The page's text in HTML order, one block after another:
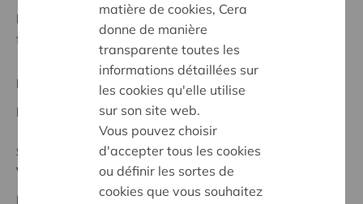
Programme:
Construire des villages et des quartiers
forts, avec des voisins bienveillants
Projet régional
Date de début:04/05/2026
Statut:
Vlaamse Ardennen
Date de décision:04/05/2026
matière de cookies, Cera
donne de manière
transparente toutes les
informations détaillées sur
les cookies qu'elle utilise
sur son site web.
Vous pouvez choisir
d'accepter tous les cookies
ou définir les sortes de
cookies que vous souhaitez